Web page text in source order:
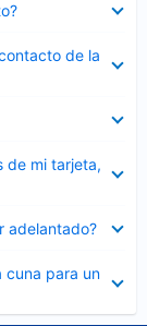
de la
de mi tarjeta,
adelantado?
cuna para un